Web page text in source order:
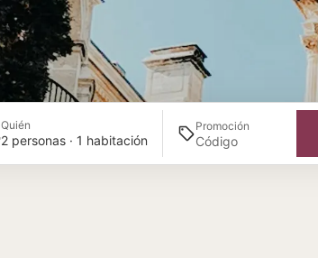
Quién
2 personas · 1 habitación
Promoción